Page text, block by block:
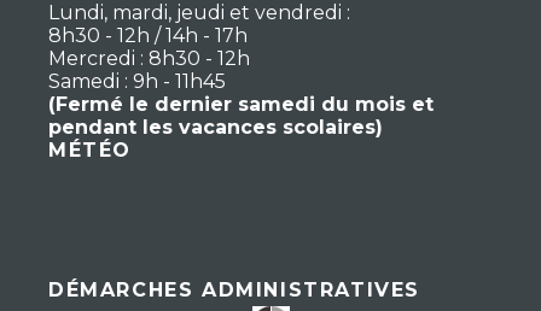
Lundi, mardi, jeudi et vendredi :
8h30 - 12h / 14h - 17h
Mercredi : 8h30 - 12h
Samedi : 9h - 11h45
(Fermé le dernier samedi du mois et
pendant les vacances scolaires)
MÉTÉO
DÉMARCHES ADMINISTRATIVES